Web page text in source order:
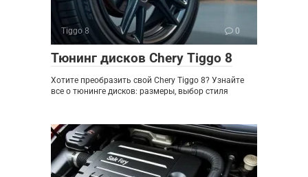
Tiggo 8 0
Тюнинг дисков Chery Tiggo 8
Хотите преобразить свой Chery Tiggo 8? Узнайте
все о тюнинге дисков: размеры, выбор стиля